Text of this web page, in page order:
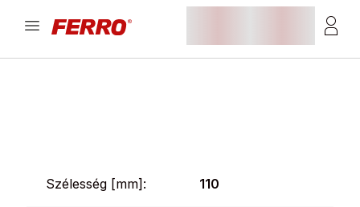
Szélesség [mm]: 110